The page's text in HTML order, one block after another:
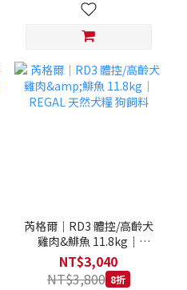
芮格爾｜RD3 體控/高齡犬
雞肉&鯡魚 11.8kg｜
REGAL 天然犬糧 狗飼料
NT$3,040
NT$3,800 8折